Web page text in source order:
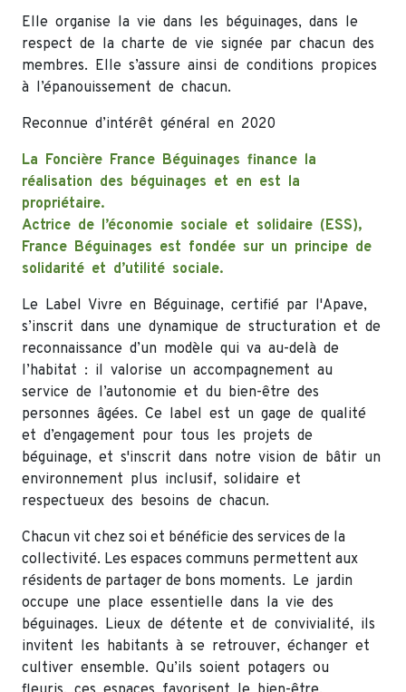
Elle organise la vie dans les béguinages, dans le
respect de la charte de vie signée par chacun des
membres. Elle s’assure ainsi de conditions propices
à l’épanouissement de chacun.
Reconnue d’intérêt général en 2020
La Foncière France Béguinages finance la
réalisation des béguinages et en est la
propriétaire.
Actrice de l’économie sociale et solidaire (ESS),
France Béguinages est fondée sur un principe de
solidarité et d’utilité sociale.
Le Label Vivre en Béguinage, certifié par l'Apave,
s’inscrit dans une dynamique de structuration et de
reconnaissance d’un modèle qui va au-delà de
l’habitat : il valorise un accompagnement au
service de l’autonomie et du bien-être des
personnes âgées. Ce label est un gage de qualité
et d’engagement pour tous les projets de
béguinage, et s'inscrit dans notre vision de bâtir un
environnement plus inclusif, solidaire et
respectueux des besoins de chacun.
Chacun vit chez soi et bénéficie des services de la
collectivité. Les espaces communs permettent aux
résidents de partager de bons moments. Le jardin
occupe une place essentielle dans la vie des
béguinages. Lieux de détente et de convivialité, ils
invitent les habitants à se retrouver, échanger et
cultiver ensemble. Qu’ils soient potagers ou